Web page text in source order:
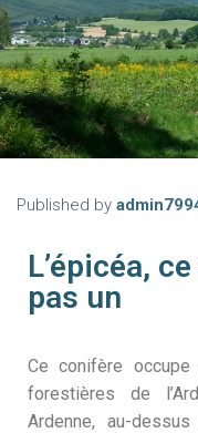
Published by
L’épicéa,
pas un
Ce conifère
forestières de
Ardenne, au-